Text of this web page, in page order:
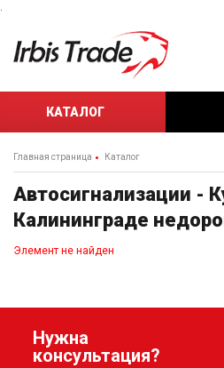
.
КАТАЛОГ
Главная страница Каталог
Автосигнализации -
Калининграде
Элемент не найден
Нужна
консультация?